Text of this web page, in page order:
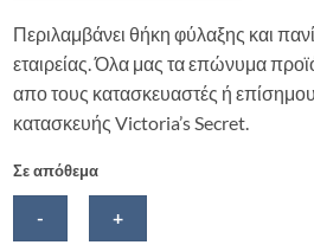
Περιλαμβάνει θήκη φύλαξης και
εταιρείας. Όλα μας τα επώνυμα
απο τους κατασκευαστές ή
κατασκευής Victoria’s Secret.
Σε απόθεμα